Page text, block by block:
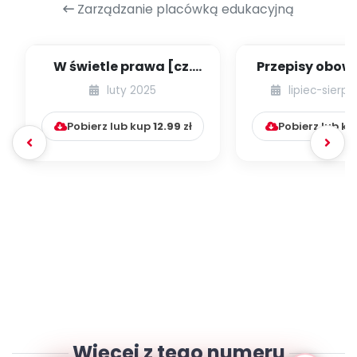
Zarządzanie placówką edukacyjną
W świetle prawa [cz.
68] [kącik eksperta]
luty 2025
Pobierz lub kup12.99 zł
Przepisy
wlipiec-
Pobierz lub